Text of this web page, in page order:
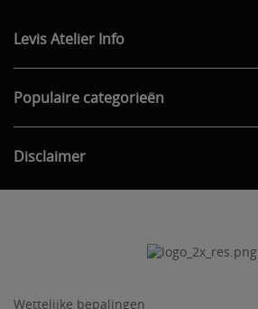
Levis Atelier Info
Populaire categorieën
Disclaimer
Wettelijke bepalingen